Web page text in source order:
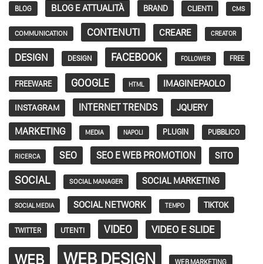
BLOG BLOG E ATTUALITÀ BRAND CLIENTI CMS
COMMUNICATION CONTENUTI CREARE CREATOR
DESIGN DESIGN FACEBOOK FOLLOWER FREE
FREEWARE GOOGLE HTML IMAGINEPAOLO
INSTAGRAM INTERNET TRENDS JQUERY
MARKETING MEDIA NAPOLI PLUGIN PUBBLICO
RICERCA SEO SEO E WEB PROMOTION SITO
SOCIAL SOCIAL MANAGER SOCIAL MARKETING
SOCIAL MEDIA SOCIAL NETWORK TEMPO TIKTOK
TWITTER UTENTI VIDEO VIDEO E SLIDE
WEB WEB DESIGN WEB MARKETING